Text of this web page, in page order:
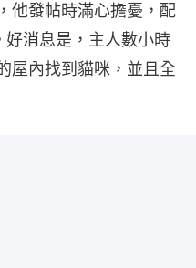
他發帖時滿心擔憂，配
消息是，主人數小時
屋內找到貓咪，並且全